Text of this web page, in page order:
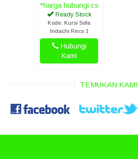
*harga hubungi cs
Ready Stock
Kode: Kursi Sofa
Indachi Reco 1
Hubungi
Kami
TEMUKAN KAMI